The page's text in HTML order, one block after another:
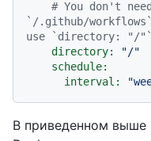
# You don't
`/.github/
use `directory: "/
directory:
"/"
schedule:
interval:
В приведенном выше